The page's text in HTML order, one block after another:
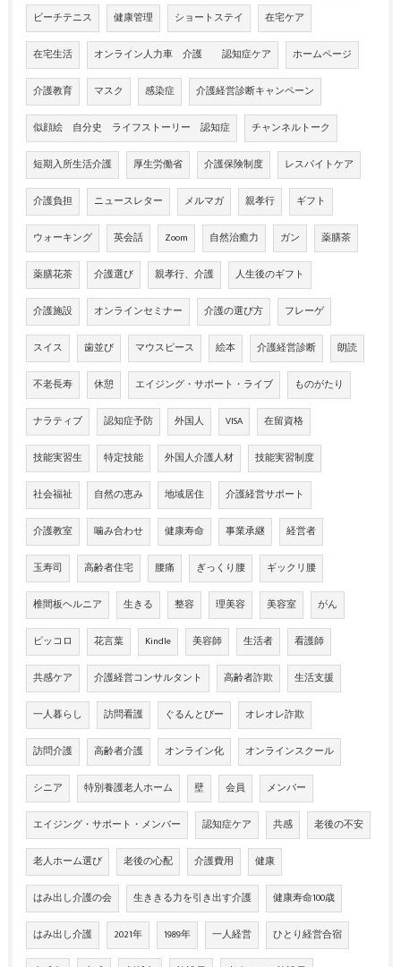
ビーチテニス 健康管理 ショートステイ 在宅ケア
在宅生活 オンライン人力車 介護 認知症ケア ホームページ
介護教育 マスク 感染症 介護経営診断キャンペーン
似顔絵 自分史 ライフストーリー 認知症 チャンネルトーク
短期入所生活介護 厚生労働省 介護保険制度 レスパイトケア
介護負担 ニュースレター メルマガ 親孝行 ギフト
ウォーキング 英会話 Zoom 自然治癒力 ガン 薬膳茶
薬膳花茶 介護選び 親孝行、介護 人生後のギフト
介護施設 オンラインセミナー 介護の選び方 フレーゲ
スイス 歯並び マウスピース 絵本 介護経営診断 朗読
不老長寿 休憩 エイジング・サポート・ライブ ものがたり
ナラティブ 認知症予防 外国人 VISA 在留資格
技能実習生 特定技能 外国人介護人材 技能実習制度
社会福祉 自然の恵み 地域居住 介護経営サポート
介護教室 噛み合わせ 健康寿命 事業承継 経営者
玉寿司 高齢者住宅 腰痛 ぎっくり腰 ギックリ腰
椎間板ヘルニア 生きる 整容 理美容 美容室 がん
ピッコロ 花言葉 Kindle 美容師 生活者 看護師
共感ケア 介護経営コンサルタント 高齢者詐欺 生活支援
一人暮らし 訪問看護 ぐるんとびー オレオレ詐欺
訪問介護 高齢者介護 オンライン化 オンラインスクール
シニア 特別養護老人ホーム 壁 会員 メンバー
エイジング・サポート・メンバー 認知症ケア 共感 老後の不安
老人ホーム選び 老後の心配 介護費用 健康
はみ出し介護の会 生ききる力を引き出す介護 健康寿命100歳
はみ出し介護 2021年 1989年 一人経営 ひとり経営合宿